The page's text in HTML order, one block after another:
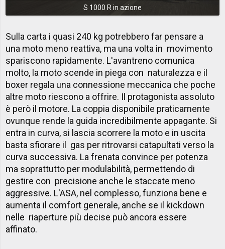
S 1000 R in azione
Sulla carta i quasi 240 kg potrebbero far pensare a
una moto meno reattiva, ma una volta in movimento
spariscono rapidamente. L'avantreno comunica
molto, la moto scende in piega con naturalezza e il
boxer regala una connessione meccanica che poche
altre moto riescono a offrire. Il protagonista assoluto
è però il motore. La coppia disponibile praticamente
ovunque rende la guida incredibilmente appagante. Si
entra in curva, si lascia scorrere la moto e in uscita
basta sfiorare il gas per ritrovarsi catapultati verso la
curva successiva. La frenata convince per potenza
ma soprattutto per modulabilità, permettendo di
gestire con precisione anche le staccate meno
aggressive. L'ASA, nel complesso, funziona bene e
aumenta il comfort generale, anche se il kickdown
nelle riaperture più decise può ancora essere
affinato.